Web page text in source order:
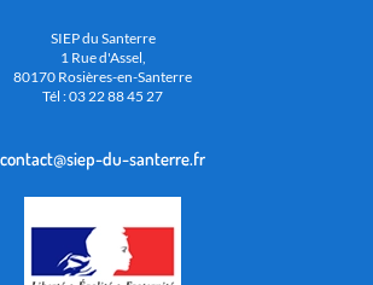
SIEP du Santerre
1 Rue d'Assel,
80170 Rosières-en-Santerre
Tél : 03 22 88 45 27